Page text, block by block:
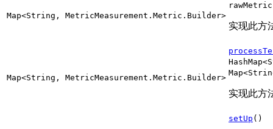
Map<String, MetricMeasurement.Metric.Builder>
实现此方
Map<String, MetricMeasurement.Metric.Builder>
实现此方
setUp ()